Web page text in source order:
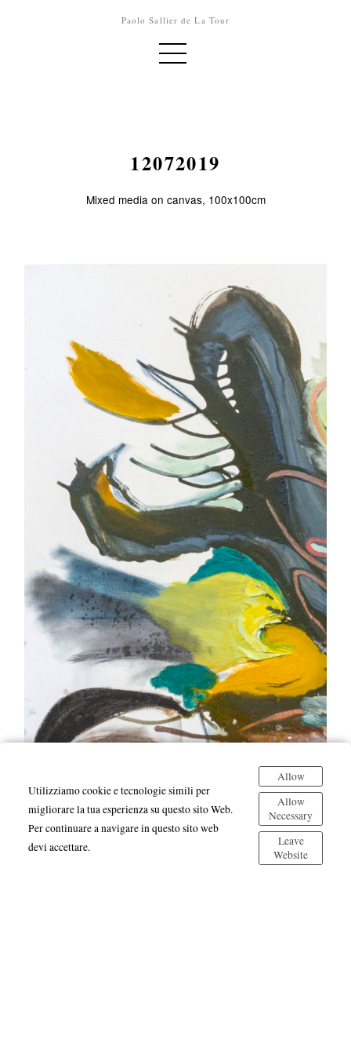
Paolo Sallier de La Tour
12072019
Mixed media on canvas, 100x100cm
Utilizziamo cookie e tecnologie simili per
migliorare la tua esperienza su questo sito Web.
Per continuare a navigare in questo sito web
devi accettare.
Allow
Allow
Necessary
Leave
Website